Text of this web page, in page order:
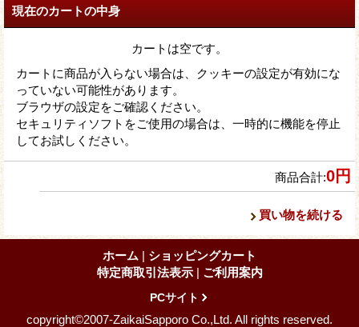
現在のカートの中身
カートは空です。
カートに商品が入らない場合は、クッキーの設定が有効にな
っていない可能性があります。
ブラウザの設定をご確認ください。
セキュリティソフトをご使用の場合は、一時的に機能を停止
してお試しください。
商品合計:0円
買い物を続ける
ホーム | ショッピングカート
特定商取引法表示 | ご利用案内
PCサイト
copyright©2007-ZaikaiSapporo Co.,Ltd. All rights reserved.